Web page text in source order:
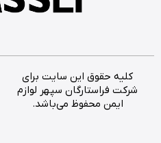
کلیه حقوق این سایت برای
شرکت فراستارگان سپهر لوازم
ایمن محفوظ می‌باشد.